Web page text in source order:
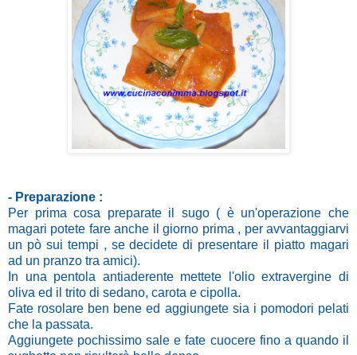
- Preparazione :
Per prima cosa preparate il sugo ( è un'operazione che
magari potete fare anche il giorno prima , per avvantaggiarvi
un pò sui tempi , se decidete di presentare il piatto magari
ad un pranzo tra amici).
In una pentola antiaderente mettete l'olio extravergine di
oliva ed il trito di sedano, carota e cipolla.
Fate rosolare ben bene ed aggiungete sia i pomodori pelati
che la passata.
Aggiungete pochissimo sale e fate cuocere fino a quando il